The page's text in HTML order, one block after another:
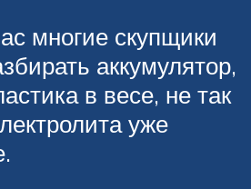
многие скупщики
аккумулятор,
в весе, не так
уже